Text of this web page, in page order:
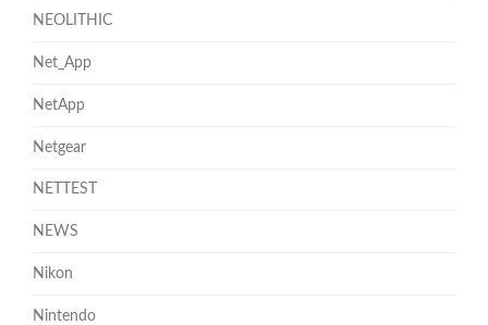
NEOLITHIC
Net_App
NetApp
Netgear
NETTEST
NEWS
Nikon
Nintendo